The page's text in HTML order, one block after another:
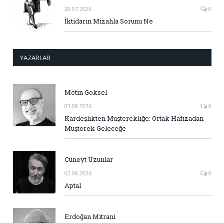
28.07.2026 0
İktidarın Mizahla Sorunu Ne
YAZARLAR
Metin Göksel
03.08.2026 0
Kardeşlikten Müşterekliğe: Ortak Hafızadan
Müşterek Geleceğe
Cüneyt Uzunlar
02.08.2026 0
Aptal
Erdoğan Mitrani